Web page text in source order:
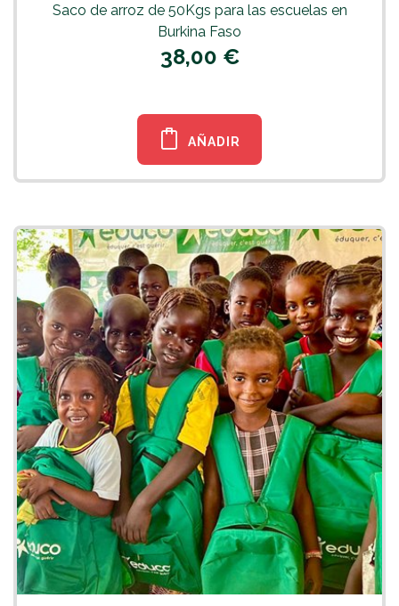
Saco de arroz de 50Kgs para las escuelas en
Burkina Faso
38,00 €
AÑADIR